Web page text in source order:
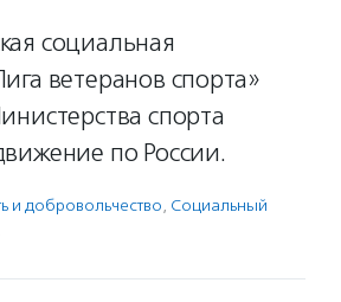
социальная
ветеранов спорта»
спорта
по России.
и доброволь­чест­во, Социальный